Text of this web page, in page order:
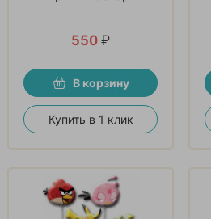
550 ₽
В корзину
Купить в 1 клик